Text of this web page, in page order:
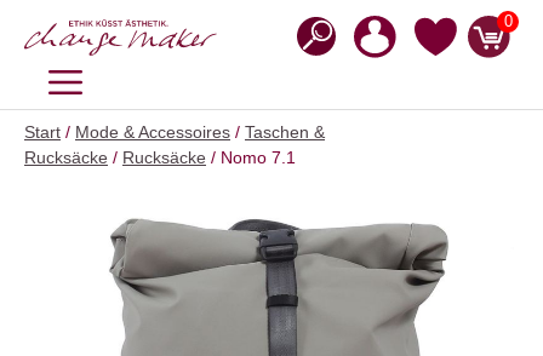
Inhalt
0
MENÜ
Start / Mode & Accessoires / Taschen &
Rucksäcke / Rucksäcke / Nomo 7.1